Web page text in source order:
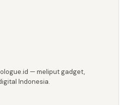
— meliput gadget,
Indonesia.